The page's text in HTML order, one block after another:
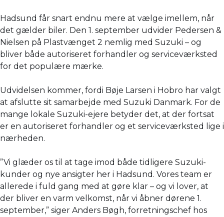
Hadsund får snart endnu mere at vælge imellem, når
det gælder biler. Den 1. september udvider Pedersen &
Nielsen på Plastvænget 2 nemlig med Suzuki – og
bliver både autoriseret forhandler og serviceværksted
for det populære mærke.
Udvidelsen kommer, fordi Bøje Larsen i Hobro har valgt
at afslutte sit samarbejde med Suzuki Danmark. For de
mange lokale Suzuki-ejere betyder det, at der fortsat
er en autoriseret forhandler og et serviceværksted lige i
nærheden.
”Vi glæder os til at tage imod både tidligere Suzuki-
kunder og nye ansigter her i Hadsund. Vores team er
allerede i fuld gang med at gøre klar – og vi lover, at
der bliver en varm velkomst, når vi åbner dørene 1.
september,” siger Anders Bøgh, forretningschef hos